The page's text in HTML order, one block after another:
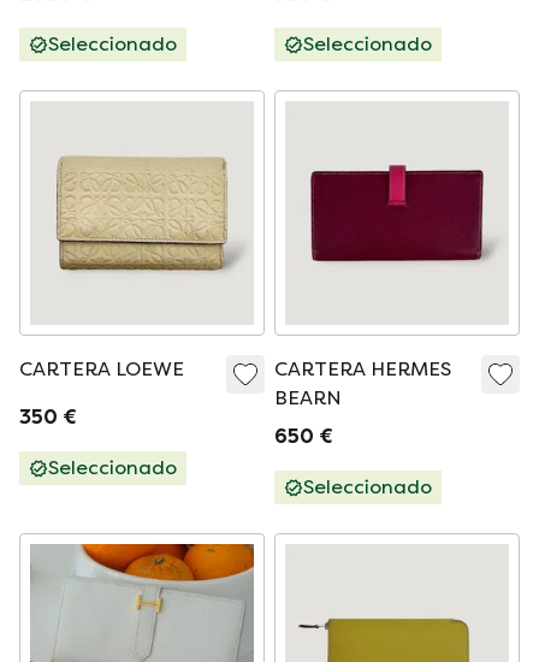
Seleccionado Seleccionado
CARTERA LOEWE
350 €
Seleccionado
CARTERA HERMES
BEARN
650 €
Seleccionado